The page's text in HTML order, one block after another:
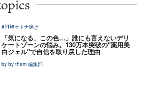
#PR#オトナ磨き
「気になる、この色…」誰にも言えないデリ
ケートゾーンの悩み。130万本突破の"薬用美
白ジェル"で自信を取り戻した理由
by by them 編集部